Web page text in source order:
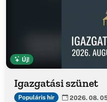
Új!
Igazgatási szünet
Populáris hír 2026. 08.